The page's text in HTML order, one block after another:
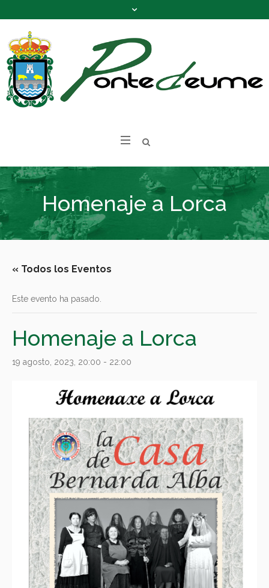
Homenaje a Lorca
« Todos los Eventos
Este evento ha pasado.
Homenaje a Lorca
19 agosto, 2023, 20:00 - 22:00